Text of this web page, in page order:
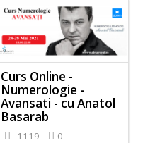
Curs Online -
Numerologie -
Avansati - cu Anatol
Basarab
1119 0